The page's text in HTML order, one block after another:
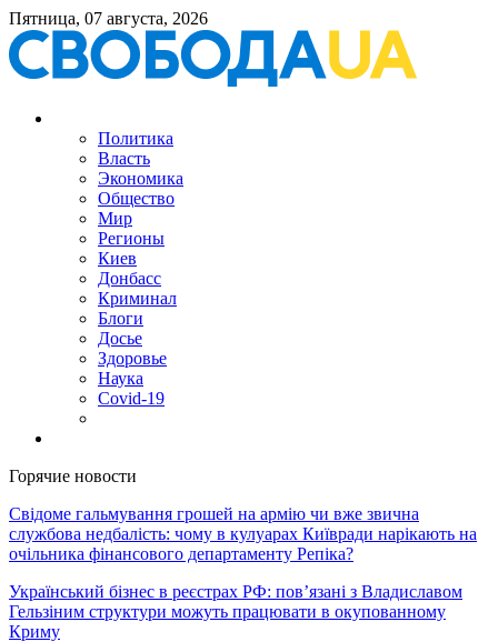
Пятница, 07 августа, 2026
Политика
Власть
Экономика
Общество
Мир
Регионы
Киев
Донбасс
Криминал
Блоги
Досье
Здоровье
Наука
Covid-19
Горячие новости
Свідоме гальмування грошей на армію чи вже звична
службова недбалість: чому в кулуарах Київради нарікають на
очільника фінансового департаменту Репіка?
Український бізнес в реєстрах РФ: пов’язані з Владиславом
Гельзіним структури можуть працювати в окупованному
Криму